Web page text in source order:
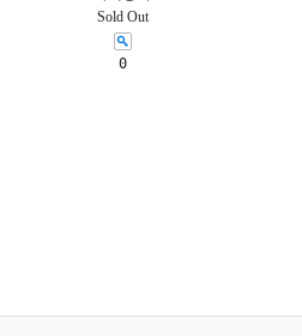
Sold Out
0